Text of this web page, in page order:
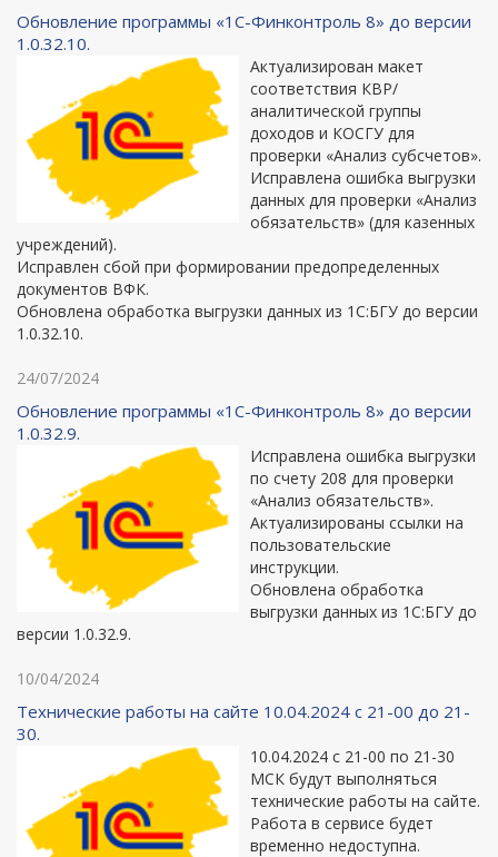
Обновление программы «1С-Финконтроль 8» до версии
1.0.32.10.
Актуализирован макет
соответствия КВР/
аналитической группы
доходов и КОСГУ для
проверки «Анализ субсчетов».
Исправлена ошибка выгрузки
данных для проверки «Анализ
обязательств» (для казенных
учреждений).
Исправлен сбой при формировании предопределенных
документов ВФК.
Обновлена обработка выгрузки данных из 1С:БГУ до версии
1.0.32.10.
24/07/2024
Обновление программы «1С-Финконтроль 8» до версии
1.0.32.9.
Исправлена ошибка выгрузки
по счету 208 для проверки
«Анализ обязательств».
Актуализированы ссылки на
пользовательские
инструкции.
Обновлена обработка
выгрузки данных из 1С:БГУ до
версии 1.0.32.9.
10/04/2024
Технические работы на сайте 10.04.2024 с 21-00 до 21-
30.
10.04.2024 с 21-00 по 21-30
МСК будут выполняться
технические работы на сайте.
Работа в сервисе будет
временно недоступна.